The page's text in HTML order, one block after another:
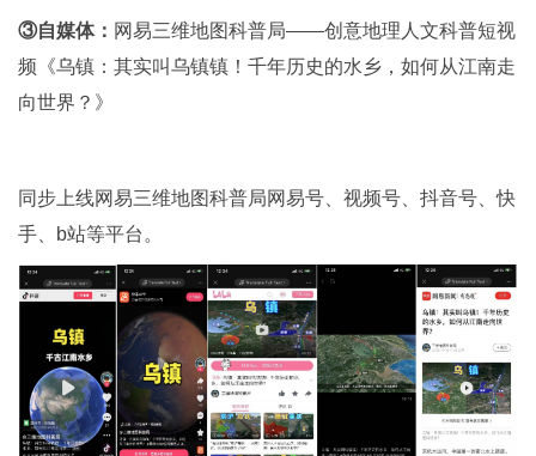
③自媒体： 网易三维地图科普局——创意地理人文科普短视
频《乌镇：其实叫乌镇镇！千年历史的水乡，如何从江南走
向世界？》
同步上线网易三维地图科普局网易号、视频号、抖音号、快
手、b站等平台。